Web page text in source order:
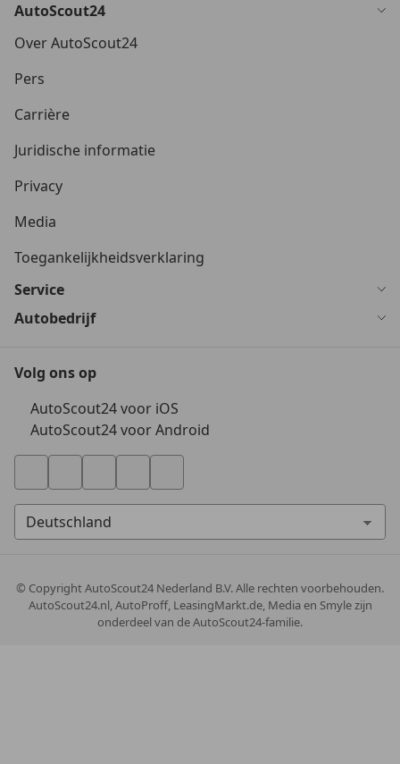
AutoScout24
Over AutoScout24
Pers
Carrière
Juridische informatie
Privacy
Media
Toegankelijkheidsverklaring
Service
Autobedrijf
Volg ons op
AutoScout24 voor iOS
AutoScout24 voor Android
© CopyrightAutoScout24 Nederland B.V. Alle rechten voorbehouden.
AutoScout24.nl, AutoProff, LeasingMarkt.de, Media en Smyle zijn
onderdeel van de AutoScout24-familie.